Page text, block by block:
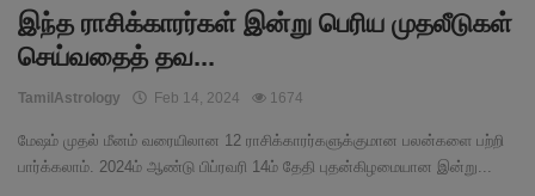
இந்த ராசிக்காரர்கள் இன்று பெரிய முதலீடுகள்
செய்வதைத் தவ...
TamilAstrology Feb 14, 2024 1674
மேஷம் முதல் மீனம் வரையிலான 12 ராசிக்காரர்களுக்குமான பலன்களை பற்றி
பார்க்கலாம். 2024ம் ஆண்டு பிப்ரவரி 14ம் தேதி புதன்கிழமையான இன்று...